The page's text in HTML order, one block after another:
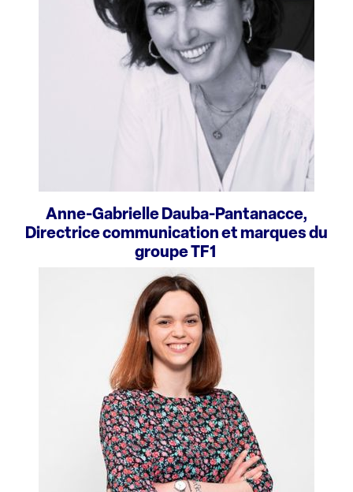
Anne-Gabrielle Dauba-Pantanacce,
Directrice communication et marques du
groupe TF1